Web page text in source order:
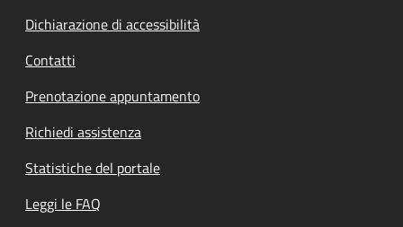
Dichiarazione di accessibilità
Contatti
Prenotazione appuntamento
Richiedi assistenza
Statistiche del portale
Leggi le FAQ